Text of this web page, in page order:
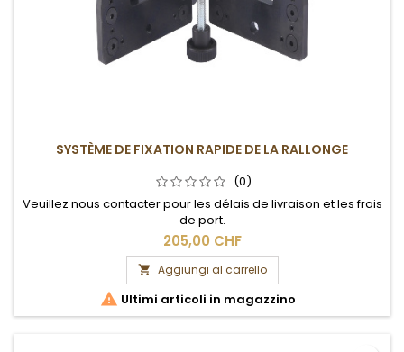
SYSTÈME DE FIXATION RAPIDE DE LA RALLONGE
(0)
Veuillez nous contacter pour les délais de livraison et les frais
de port.
205,00 CHF
 Aggiungi al carrello
 Ultimi articoli in magazzino